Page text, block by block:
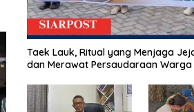
Taek Lauk, Ritual yang Menjaga
dan Merawat Persaudaraan